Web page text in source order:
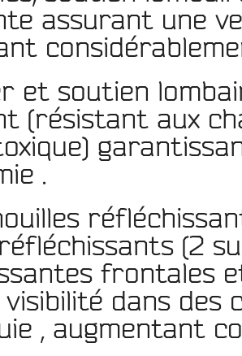
assurant une
et soutien
(résistant aux
.
(2
frontales
dans des
, augmentant